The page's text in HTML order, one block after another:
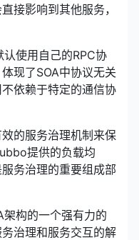
接影响到其他服务，
使用自己的RPC协
现了SOA中协议无关
依赖于特定的通信协
的服务治理机制来保
提供的负载均
务治理的重要组成部
构的一个强有力的
治理和服务交互的解